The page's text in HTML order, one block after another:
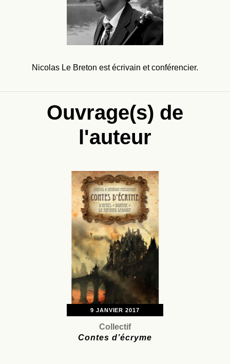
Nicolas Le Breton est écrivain et conférencier.
Ouvrage(s) de
l'auteur
9 JANVIER 2017
Collectif
Contes d’écryme